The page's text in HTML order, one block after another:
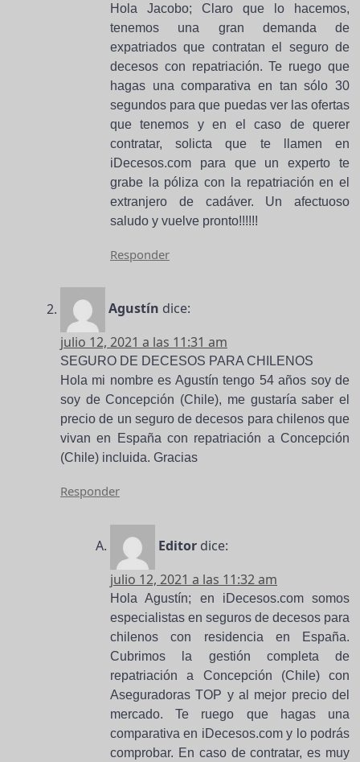
Hola Jacobo; Claro que lo hacemos,
tenemos una gran demanda de
expatriados que contratan el seguro de
decesos con repatriación. Te ruego que
hagas una comparativa en tan sólo 30
segundos para que puedas ver las ofertas
que tenemos y en el caso de querer
contratar, solicta que te llamen en
iDecesos.com para que un experto te
grabe la póliza con la repatriación en el
extranjero de cadáver. Un afectuoso
saludo y vuelve pronto!!!!!!
Responder
Agustín dice:
julio 12, 2021 a las 11:31 am
SEGURO DE DECESOS PARA CHILENOS
Hola mi nombre es Agustín tengo 54 años soy de
soy de Concepción (Chile), me gustaría saber el
precio de un seguro de decesos para chilenos que
vivan en España con repatriación a Concepción
(Chile) incluida. Gracias
Responder
Editor dice:
julio 12, 2021 a las 11:32 am
Hola Agustín; en iDecesos.com somos
especialistas en seguros de decesos para
chilenos con residencia en España.
Cubrimos la gestión completa de
repatriación a Concepción (Chile) con
Aseguradoras TOP y al mejor precio del
mercado. Te ruego que hagas una
comparativa en iDecesos.com y lo podrás
comprobar. En caso de contratar, es muy